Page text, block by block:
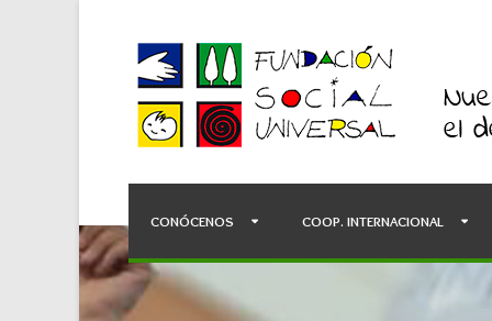
CONÓCENOS COOP. INTERNACIONAL